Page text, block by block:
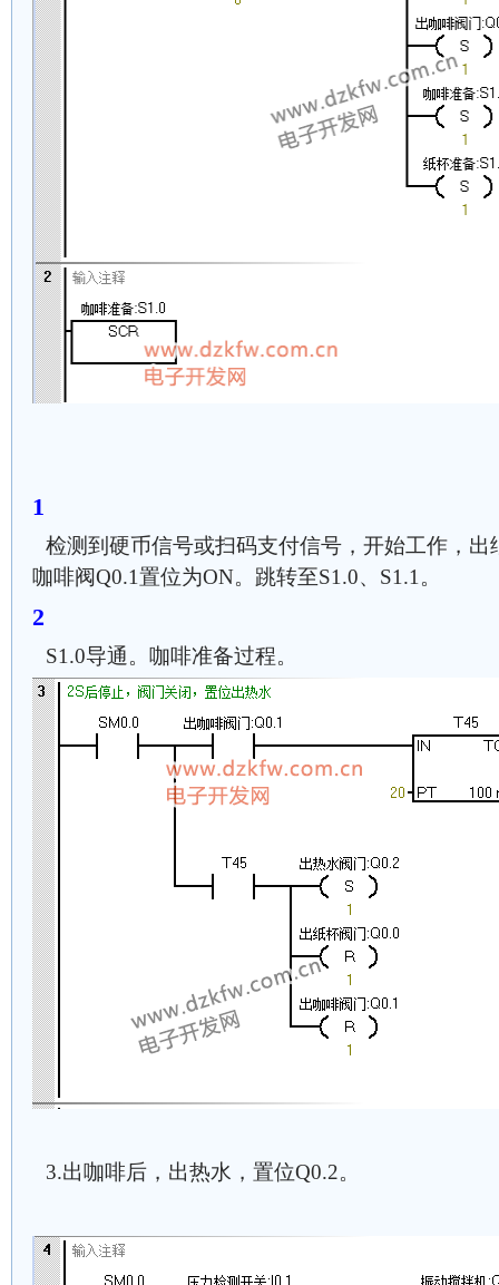
检测到硬币信号或扫码支付信号，开始工作，出
咖啡阀Q0.1置位为ON。跳转至S1.0、S1.1。
S1.0导通。咖啡准备过程。
3.出咖啡后，出热水，置位Q0.2。